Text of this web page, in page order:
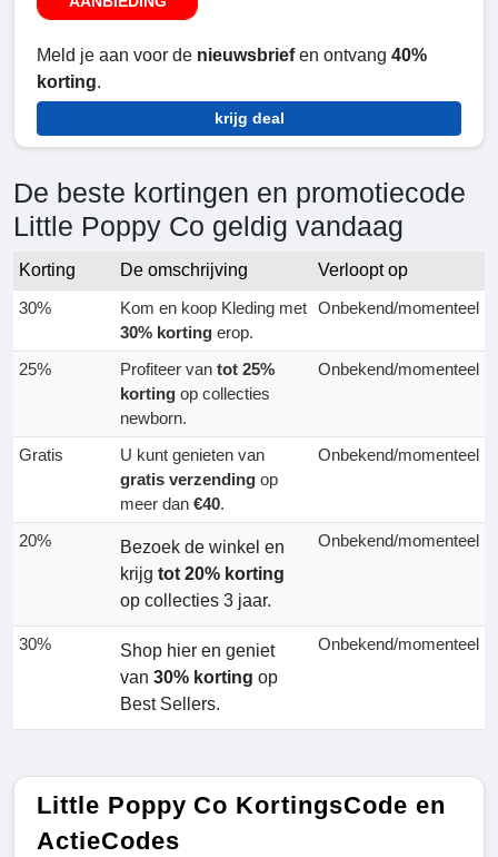
Meld je aan voor de nieuwsbriefen ontvang 40%
korting.
krijg deal
De beste kortingen en promotiecode
Little Poppy Co geldig vandaag
Korting De omschrijving
Verloopt op
30%
Kom en koop Kleding met
30% korting erop.
Onbekend/momenteel
25% Profiteer van tot 25%
korting op collecties
newborn.
Onbekend/momenteel
Gratis
U kunt genieten van
gratis verzending op
meer dan €40.
Onbekend/momenteel
20%
Bezoek de winkel en
krijg tot 20% korting
op collecties 3 jaar.
Onbekend/momenteel
30%
Shop hier en geniet
van 30% korting op
Best Sellers.
Onbekend/momenteel
Little Poppy Co KortingsCode en
ActieCodes